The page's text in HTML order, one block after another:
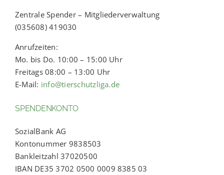
Zentrale Spender – Mitgliederverwaltung
(035608) 419030
Anrufzeiten:
Mo. bis Do. 10:00 – 15:00 Uhr
Freitags 08:00 – 13:00 Uhr
E-Mail: info@tierschutzliga.de
SPENDENKONTO
SozialBank AG
Kontonummer 9838503
Bankleitzahl 37020500
IBAN DE35 3702 0500 0009 8385 03